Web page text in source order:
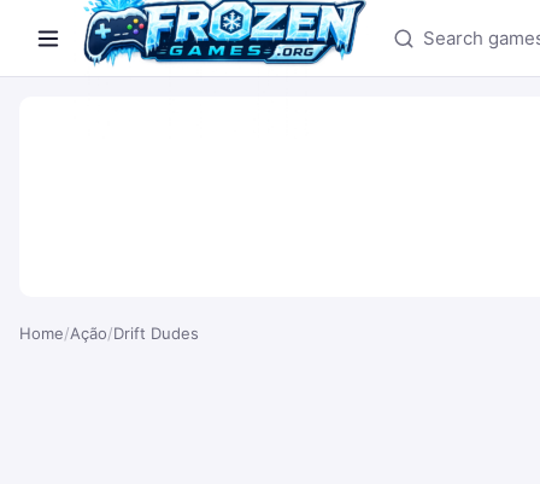
Search games
Home/Ação/Drift Dudes